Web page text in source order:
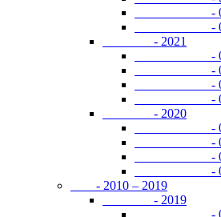
- 03-
- 04-
- 2021
- 01-
- 02-
- 03-
- 04-
- 2020
- 01-
- 02-
- 03-
- 04-
- 2010 – 2019
- 2019
- 01-